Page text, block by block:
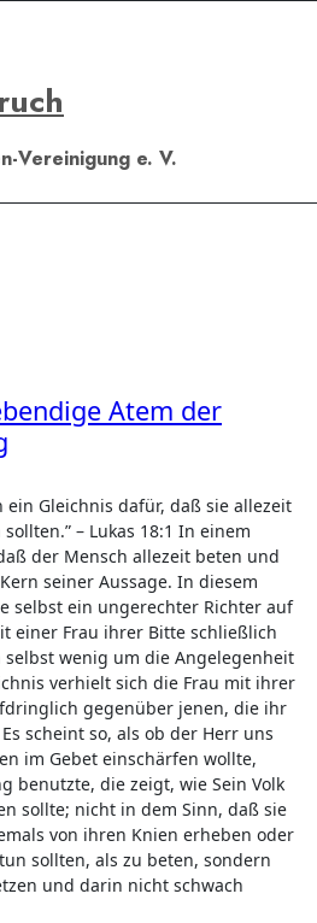
Vereinigung e. V.
Atem der
ein Gleichnis dafür, daß sie allezeit
– Lukas 18:1 In einem
der Mensch allezeit beten und
seiner Aussage. In diesem
selbst ein ungerechter Richter auf
einer Frau ihrer Bitte schließlich
wenig um die Angelegenheit
verhielt sich die Frau mit ihrer
gegenüber jenen, die ihr
scheint so, als ob der Herr uns
im Gebet einschärfen wollte,
benutzte, die zeigt, wie Sein Volk
sollte; nicht in dem Sinn, daß sie
von ihren Knien erheben oder
sollten, als zu beten, sondern
und darin nicht schwach